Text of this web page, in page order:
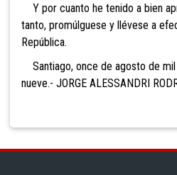
Y por cuanto he tenido a bien
tanto, promúlguese y llévese a
República.
Santiago, once de agosto de
nueve.- JORGE ALESSANDRI